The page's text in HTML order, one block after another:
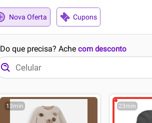
Nova Oferta Cupons
Do que precisa? Ache com desconto
13min 23min